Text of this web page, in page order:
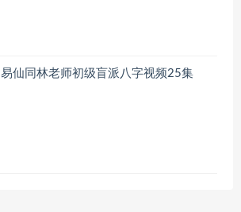
易仙同林老师初级盲派八字视频25集